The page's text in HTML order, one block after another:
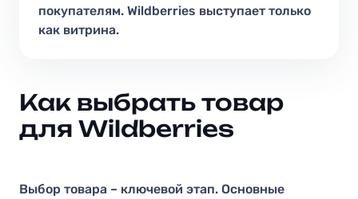
покупателям. Wildberries выступает только
как витрина.
Как выбрать товар
для Wildberries
Выбор товара – ключевой этап. Основные